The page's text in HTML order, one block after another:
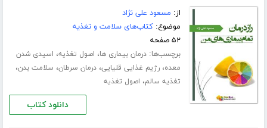
از: مسعود علی نژاد
موضوع:کتاب‌های سلامت و تغذیه
۵۲ صفحه
برچسب‌ها:درمان بیماری ها، اصول تغذیه، اسیدی شدن
معده،رژیم غذایی قلیایی،درمان سرطان، سلامت بدن،
تغذیه سالم، اصول تغذیه
دانلود کتاب